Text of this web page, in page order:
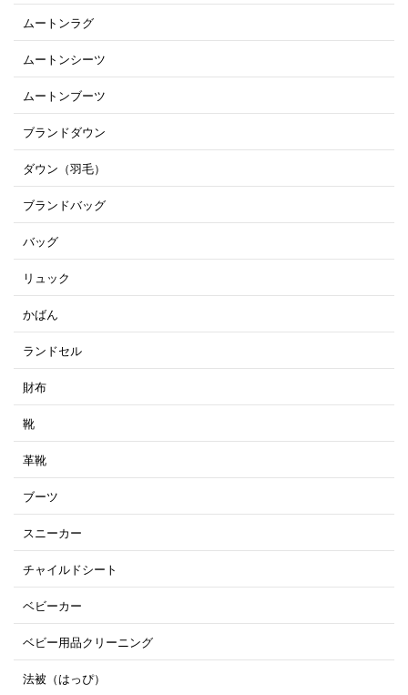
ムートンラグ
ムートンシーツ
ムートンブーツ
ブランドダウン
ダウン（羽毛）
ブランドバッグ
バッグ
リュック
かばん
ランドセル
財布
靴
革靴
ブーツ
スニーカー
チャイルドシート
ベビーカー
ベビー用品クリーニング
法被（はっぴ）